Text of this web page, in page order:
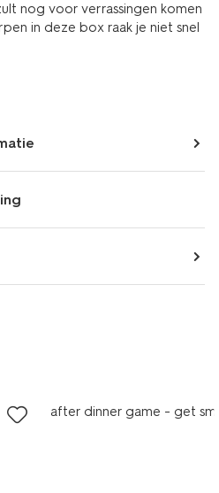
nog voor verrassingen komen
in deze box raak je niet snel
after dinner game - get